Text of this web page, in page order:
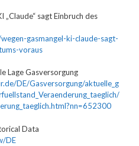
„Claude“ sagt Einbruch des
gasmangel-ki-claude-sagt-
voraus
Lage Gasversorgung
DE/Gasversorgung/aktuelle_g
Data
DE